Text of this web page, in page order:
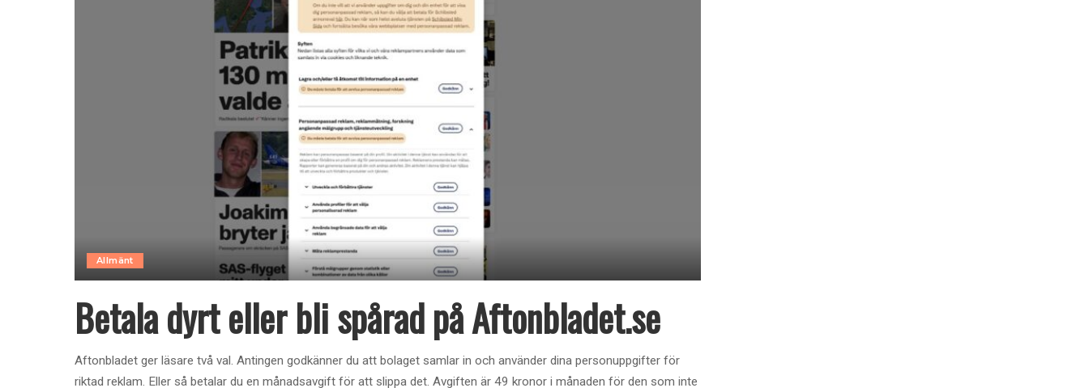
Allmänt
Betala dyrt eller bli spårad på Aftonbladet.se
Aftonbladet ger läsare två val. Antingen godkänner du att bolaget samlar in och använder dina personuppgifter för
riktad reklam. Eller så betalar du en månadsavgift för att slippa det. Avgiften är 49 kronor i månaden för den som inte